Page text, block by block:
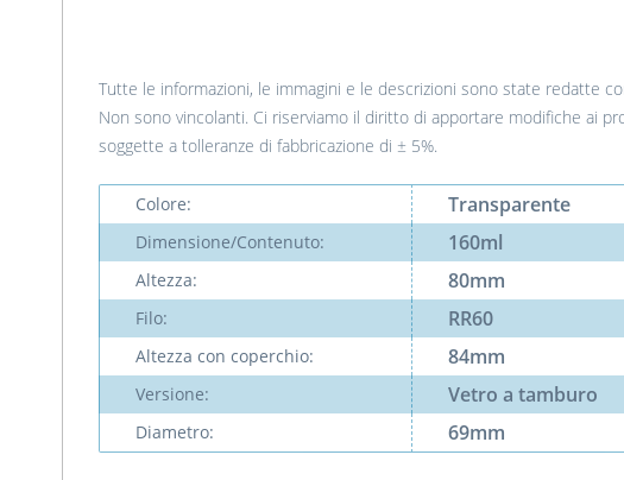
Tutte le informazioni, le immagini e le descrizioni sono state redatte
Non sono vincolanti. Ci riserviamo il diritto di apportare modifiche ai
soggette a tolleranze di fabbricazione di ± 5%.
Colore: Transparente
Dimensione/Contenuto: 160ml
Altezza: 80mm
Filo: RR60
Altezza con coperchio: 84mm
Versione: Vetro a tamburo
Diametro: 69mm